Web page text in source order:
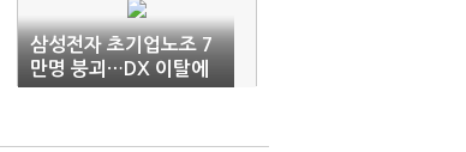
삼성전자 초기업노조 7
만명 붕괴…DX 이탈에
과반노조 위태